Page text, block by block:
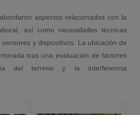
aspectos relacionados con la
así como necesidades técnicas
y dispositivos. La ubicación de
tras una evaluación de factores
del terreno y la interferencia